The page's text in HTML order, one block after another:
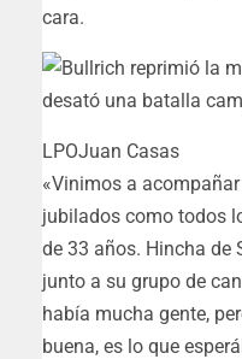
cara.
LPOJuan Casas
«Vinimos a
jubilados como todos
de 33 años. Hincha de
junto a su grupo de
había mucha gente,
buena, es lo que